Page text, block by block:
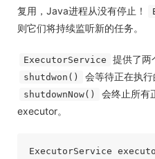
复用，Java进程从没有停止！
则它们将持续监听新的任务。
ExecutorService 提供了两
shutdwon() 会等待正在执
shutdownNow()
会终止所有
executor。
ExecutorService